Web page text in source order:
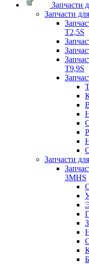
Запчасти
Запчасти
Т2,5S
T9,9S
Запчасти
3MHS